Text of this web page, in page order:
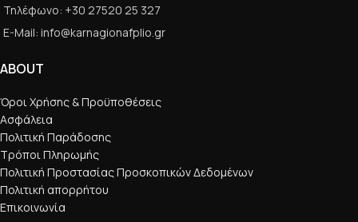
Τηλέφωνο: +30 27520 25 327
E-Mail: info@karnagionafplio.gr
ABOUT
Όροι Χρήσης & Προϋποθέσεις
Ασφάλεια
Πολιτική Παράδοσης
Τρόποι Πληρωμής
Πολιτική Προστασίας Προσκοπικών Δεδομένων
Πολιτική απορρήτου
Επικοινωνία